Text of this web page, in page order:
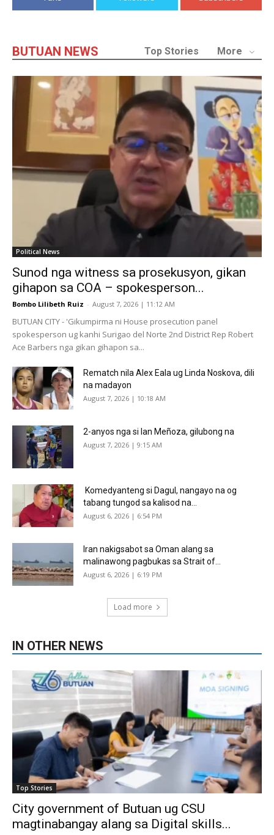
BUTUAN NEWS Top Stories More
Political News
Sunod nga witness sa prosekusyon, gikan
gihapon sa COA – spokesperson...
Bombo Lilibeth Ruiz - August 7, 2026 | 11:12 AM
BUTUAN CITY - 'Gikumpirma ni House prosecution panel
spokesperson ug kanhi Surigao del Norte 2nd District Rep Robert
Ace Barbers nga gikan gihapon sa...
Rematch nila Alex Eala ug Linda Noskova, dili
na madayon
August 7, 2026 | 10:18 AM
2-anyos nga si Ian Meñoza, gilubong na
August 7, 2026 | 9:15 AM
Komedyanteng si Dagul, nangayo na og
tabang tungod sa kalisod na...
August 6, 2026 | 6:54 PM
Iran nakigsabot sa Oman alang sa
malinawong pagbukas sa Strait of...
August 6, 2026 | 6:19 PM
Load more
IN OTHER NEWS
Top Stories
City government of Butuan ug CSU
magtinabangay alang sa Digital skills...